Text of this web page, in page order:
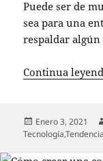
Puede ser de
sea para una
respaldar
Continua
Publicado
el
Enero 3, 2021
Tecnología,